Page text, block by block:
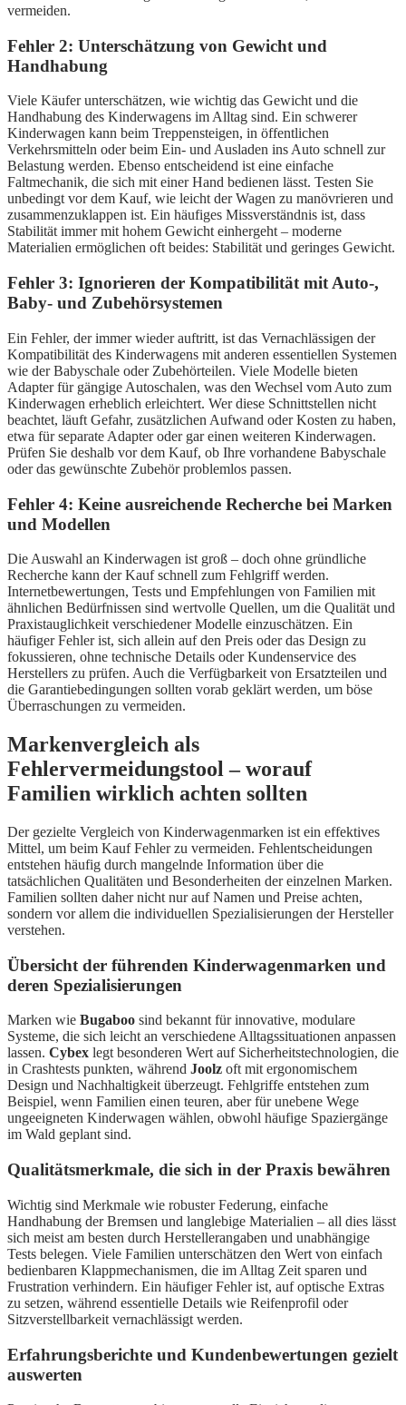
vermeiden.
Fehler 2: Unterschätzung von Gewicht und
Handhabung
Viele Käufer unterschätzen, wie wichtig das Gewicht und die
Handhabung des Kinderwagens im Alltag sind. Ein schwerer
Kinderwagen kann beim Treppensteigen, in öffentlichen
Verkehrsmitteln oder beim Ein- und Ausladen ins Auto schnell zur
Belastung werden. Ebenso entscheidend ist eine einfache
Faltmechanik, die sich mit einer Hand bedienen lässt. Testen Sie
unbedingt vor dem Kauf, wie leicht der Wagen zu manövrieren und
zusammenzuklappen ist. Ein häufiges Missverständnis ist, dass
Stabilität immer mit hohem Gewicht einhergeht – moderne
Materialien ermöglichen oft beides: Stabilität und geringes Gewicht.
Fehler 3: Ignorieren der Kompatibilität mit Auto-,
Baby- und Zubehörsystemen
Ein Fehler, der immer wieder auftritt, ist das Vernachlässigen der
Kompatibilität des Kinderwagens mit anderen essentiellen Systemen
wie der Babyschale oder Zubehörteilen. Viele Modelle bieten
Adapter für gängige Autoschalen, was den Wechsel vom Auto zum
Kinderwagen erheblich erleichtert. Wer diese Schnittstellen nicht
beachtet, läuft Gefahr, zusätzlichen Aufwand oder Kosten zu haben,
etwa für separate Adapter oder gar einen weiteren Kinderwagen.
Prüfen Sie deshalb vor dem Kauf, ob Ihre vorhandene Babyschale
oder das gewünschte Zubehör problemlos passen.
Fehler 4: Keine ausreichende Recherche bei Marken
und Modellen
Die Auswahl an Kinderwagen ist groß – doch ohne gründliche
Recherche kann der Kauf schnell zum Fehlgriff werden.
Internetbewertungen, Tests und Empfehlungen von Familien mit
ähnlichen Bedürfnissen sind wertvolle Quellen, um die Qualität und
Praxistauglichkeit verschiedener Modelle einzuschätzen. Ein
häufiger Fehler ist, sich allein auf den Preis oder das Design zu
fokussieren, ohne technische Details oder Kundenservice des
Herstellers zu prüfen. Auch die Verfügbarkeit von Ersatzteilen und
die Garantiebedingungen sollten vorab geklärt werden, um böse
Überraschungen zu vermeiden.
Markenvergleich als
Fehlervermeidungstool – worauf
Familien wirklich achten sollten
Der gezielte Vergleich von Kinderwagenmarken ist ein effektives
Mittel, um beim Kauf Fehler zu vermeiden. Fehlentscheidungen
entstehen häufig durch mangelnde Information über die
tatsächlichen Qualitäten und Besonderheiten der einzelnen Marken.
Familien sollten daher nicht nur auf Namen und Preise achten,
sondern vor allem die individuellen Spezialisierungen der Hersteller
verstehen.
Übersicht der führenden Kinderwagenmarken und
deren Spezialisierungen
Marken wie Bugaboo sind bekannt für innovative, modulare
Systeme, die sich leicht an verschiedene Alltagssituationen anpassen
lassen. Cybex legt besonderen Wert auf Sicherheitstechnologien, die
in Crashtests punkten, während Joolz oft mit ergonomischem
Design und Nachhaltigkeit überzeugt. Fehlgriffe entstehen zum
Beispiel, wenn Familien einen teuren, aber für unebene Wege
ungeeigneten Kinderwagen wählen, obwohl häufige Spaziergänge
im Wald geplant sind.
Qualitätsmerkmale, die sich in der Praxis bewähren
Wichtig sind Merkmale wie robuster Federung, einfache
Handhabung der Bremsen und langlebige Materialien – all dies lässt
sich meist am besten durch Herstellerangaben und unabhängige
Tests belegen. Viele Familien unterschätzen den Wert von einfach
bedienbaren Klappmechanismen, die im Alltag Zeit sparen und
Frustration verhindern. Ein häufiger Fehler ist, auf optische Extras
zu setzen, während essentielle Details wie Reifenprofil oder
Sitzverstellbarkeit vernachlässigt werden.
Erfahrungsberichte und Kundenbewertungen gezielt
auswerten